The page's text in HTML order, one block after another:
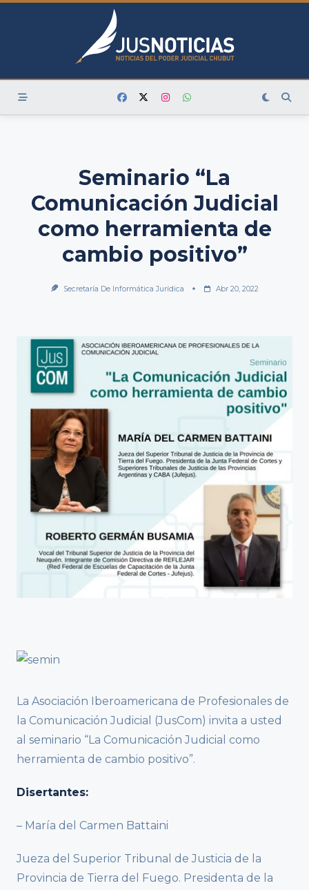
Skip
Seminario “La
Comunicación Judicial
como herramienta de
cambio positivo”
Secretaría De Informática Jurídica Abr 20, 2022
La Asociación Iberoamericana de Profesionales de
la Comunicación Judicial (JusCom) invita a usted
al seminario “La Comunicación Judicial como
herramienta de cambio positivo”.
Disertantes:
– María del Carmen Battaini
Jueza del Superior Tribunal de Justicia de la
Provincia de Tierra del Fuego. Presidenta de la